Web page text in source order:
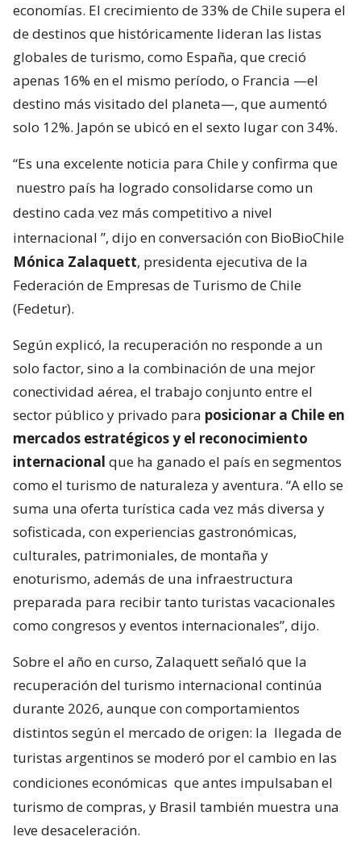
economías. El crecimiento de 33% de Chile supera el
de destinos que históricamente lideran las listas
globales de turismo, como España, que creció
apenas 16% en el mismo período, o Francia —el
destino más visitado del planeta—, que aumentó
solo 12%. Japón se ubicó en el sexto lugar con 34%.
“Es una excelente noticia para Chile y confirma que
nuestro país ha logrado consolidarse como un
destino cada vez más competitivo a nivel
internacional ”, dijo en conversación con BioBioChile
Mónica Zalaquett, presidenta ejecutiva de la
Federación de Empresas de Turismo de Chile
(Fedetur).
Según explicó, la recuperación no responde a un
solo factor, sino a la combinación de una mejor
conectividad aérea, el trabajo conjunto entre el
sector público y privado para posicionar a Chile en
mercados estratégicos y el reconocimiento
internacional que ha ganado el país en segmentos
como el turismo de naturaleza y aventura. “A ello se
suma una oferta turística cada vez más diversa y
sofisticada, con experiencias gastronómicas,
culturales, patrimoniales, de montaña y
enoturismo, además de una infraestructura
preparada para recibir tanto turistas vacacionales
como congresos y eventos internacionales”, dijo.
Sobre el año en curso, Zalaquett señaló que la
recuperación del turismo internacional continúa
durante 2026, aunque con comportamientos
distintos según el mercado de origen: la llegada de
turistas argentinos se moderó por el cambio en las
condiciones económicas que antes impulsaban el
turismo de compras, y Brasil también muestra una
leve desaceleración.